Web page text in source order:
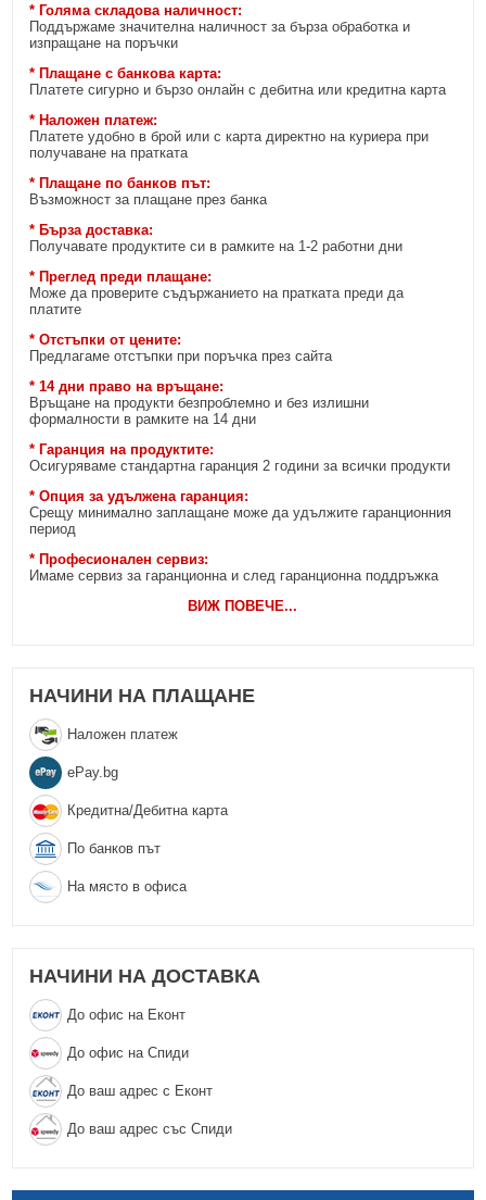
* Голяма складова наличност:
Поддържаме значителна наличност за бърза обработка и
изпращане на поръчки
* Плащане с банкова карта:
Платете сигурно и бързо онлайн с дебитна или кредитна карта
* Наложен платеж:
Платете удобно в брой или с карта директно на куриера при
получаване на пратката
* Плащане по банков път:
Възможност за плащане през банка
* Бърза доставка:
Получавате продуктите си в рамките на 1-2 работни дни
* Преглед преди плащане:
Може да проверите съдържанието на пратката преди да
платите
* Отстъпки от цените:
Предлагаме отстъпки при поръчка през сайта
* 14 дни право на връщане:
Връщане на продукти безпроблемно и без излишни
формалности в рамките на 14 дни
* Гаранция на продуктите:
Осигуряваме стандартна гаранция 2 години за всички продукти
* Опция за удължена гаранция:
Срещу минимално заплащане може да удължите гаранционния
период
* Професионален сервиз:
Имаме сервиз за гаранционна и след гаранционна поддръжка
ВИЖ ПОВЕЧЕ...
НАЧИНИ НА ПЛАЩАНЕ
Наложен платеж
еPay.bg
Кредитна/Дебитна карта
По банков път
На място в офиса
НАЧИНИ НА ДОСТАВКА
До офис на Еконт
До офис на Спиди
До ваш адрес с Еконт
До ваш адрес със Спиди